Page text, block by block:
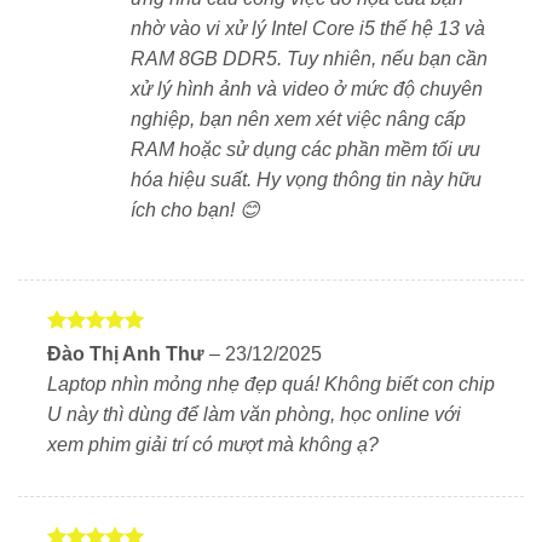
Hiệu năng – Nhanh, ổn định, xử lý mượt mọi tác vụ
Intel Core i5-1334Uthế hệ 13, Dell 5440
mang lại hiệu năng ổn định cho công việc hàng ngày.
RAM 8GB DDR5 – tốc độ cao, hỗ trợ xử lý đa
nhiệm hiệu quả. Ổ cứngSSD 512GB NVMe
Bàn phím và touchpad – Nhập liệu chính xác, hỗ
trợ làm việc linh hoạt
Bàn phím cóđèn nềngiúp gõ dễ dàng trong điều kiện
thiếu sáng. Hành trình phím êm ái, tối ưu cho người
hợpcảm biến vân tay
nhờ vào vi xử lý Intel Core i5 thế hệ 13 và
RAM 8GB DDR5. Tuy nhiên, nếu bạn cần
xử lý hình ảnh và video ở mức độ chuyên
nghiệp, bạn nên xem xét việc nâng cấp
RAM hoặc sử dụng các phần mềm tối ưu
hóa hiệu suất. Hy vọng thông tin này hữu
ích cho bạn! 😊
Được xếp
5
sao
Đào Thị Anh Thư – 23/12/2025
Laptop nhìn mỏng nhẹ đẹp quá! Không biết con chip
U này thì dùng để làm văn phòng, học online với
xem phim giải trí có mượt mà không ạ?